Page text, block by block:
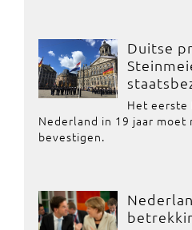
Duitse
Het eerste
Nederland in 19 jaar moet
bevestigen.